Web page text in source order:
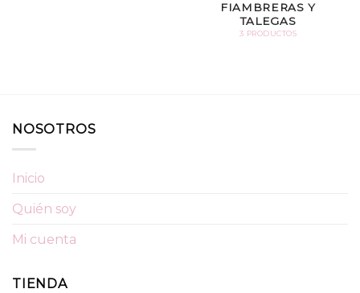
FIAMBRERAS Y
TALEGAS
3 PRODUCTOS
NOSOTROS
Inicio
Quién soy
Mi cuenta
TIENDA